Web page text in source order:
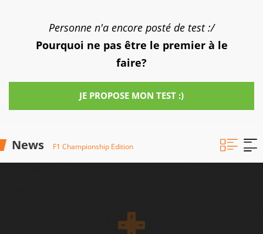
Personne n'a encore posté de test :/
Pourquoi ne pas être le premier à le
faire?
JE PROPOSE MON TEST :)
News F1 Championship Edition